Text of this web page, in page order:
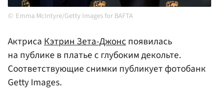
Emma McIntyre/Getty Images for BAFTA
АктрисаКэтрин Зета-Джонспоявилась
на публике в платье с глубоким декольте.
Соответствующие снимки публикует фотобанк
Getty Images.